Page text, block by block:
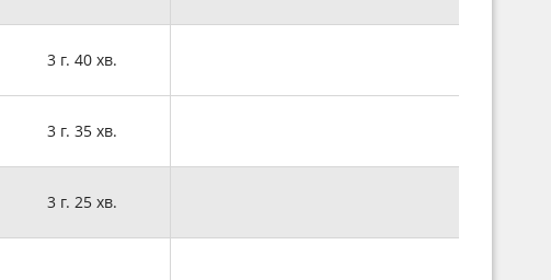
3 г. 40 хв.
3 г. 35 хв.
3 г. 25 хв.